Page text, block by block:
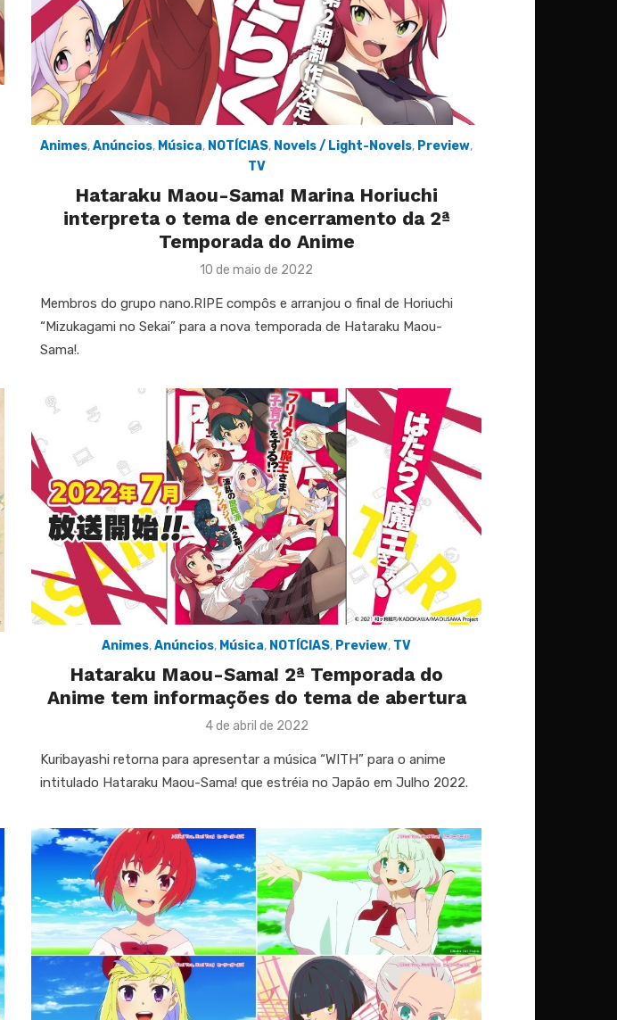
Animes,Anúncios, Música, NOTÍCIAS, Novels / Light-Novels, Preview,
TV
Hataraku Maou-Sama! Marina Horiuchi
interpreta o tema de encerramento da 2ª
Temporada do Anime
Posted
10 de maio de 2022
Membros do grupo nano.RIPE compôs e arranjou o final de Horiuchi
“Mizukagami no Sekai” para a nova temporada de Hataraku Maou-
Sama!.
Animes,Anúncios, Música, NOTÍCIAS, Preview, TV
Hataraku Maou-Sama! 2ª Temporada do
Anime tem informações do tema de abertura
Posted
4 de abril de 2022
Kuribayashi retorna para apresentar a música “WITH” para o anime
intitulado Hataraku Maou-Sama! que estréia no Japão em Julho 2022.